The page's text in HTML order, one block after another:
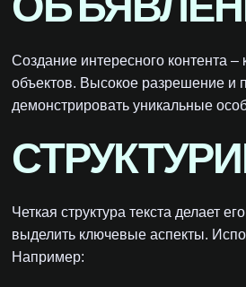
Создание интересного контента
объектов. Высокое разрешение и
демонстрировать уникальные
Четкая структура текста делает
выделить ключевые аспекты.
Например: